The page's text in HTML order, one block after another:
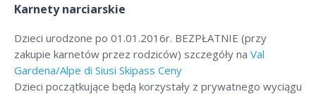
Karnety narciarskie
Dzieci urodzone po 01.01.2016r. BEZPŁATNIE (przy
zakupie karnetów przez rodziców) szczegóły na Val
Gardena/Alpe di Siusi Skipass Ceny
Dzieci początkujące będą korzystały z prywatnego wyciągu